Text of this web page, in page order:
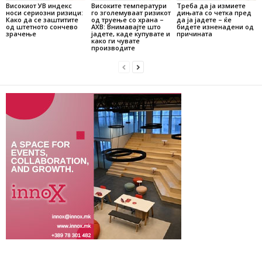
Високиот УВ индекс
носи сериозни ризици:
Како да се заштитите
од штетното сончево
зрачење
Високите температури
го зголемуваат ризикот
од труење со храна –
АХВ: Внимавајте што
јадете, каде купувате и
како ги чувате
производите
Треба да ја измиете
дињата со четка пред
да ја јадете – ќе
бидете изненадени од
причината